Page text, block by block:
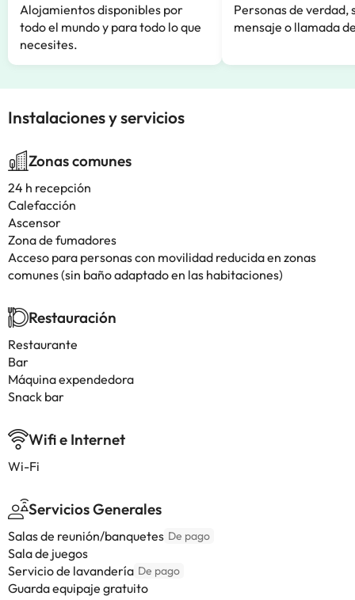
Alojamientos disponibles por
todo el mundo y para todo lo que
necesites.
Personas de verdad,
mensaje o llamada
Instalaciones y servicios
Zonas comunes
24 h recepción
Calefacción
Ascensor
Zona de fumadores
Acceso para personas con movilidad reducida en zonas
comunes (sin baño adaptado en las habitaciones)
Restauración
Restaurante
Bar
Máquina expendedora
Snack bar
Wifi e Internet
Wi-Fi
Servicios Generales
Salas de reunión/banquetes De pago
Sala de juegos
Servicio de lavandería De pago
Guarda equipaje gratuito